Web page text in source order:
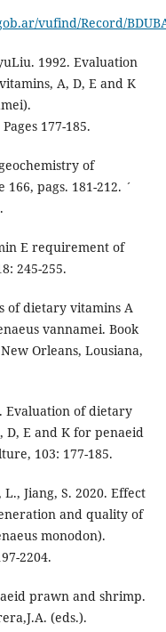
vufind/Record/
1992. Evaluation
A, D, E and K
177-185.
of
pags. 181-212. ´
E requirement of
245-255.
of dietary vitamins A
vannamei. Book
Orleans, Lousiana,
Evaluation of dietary
D, E and K for penaeid
103: 177-185.
Jiang, S. 2020. Effect
and quality of
monodon).
2204.
prawn and shrimp.
(eds.).